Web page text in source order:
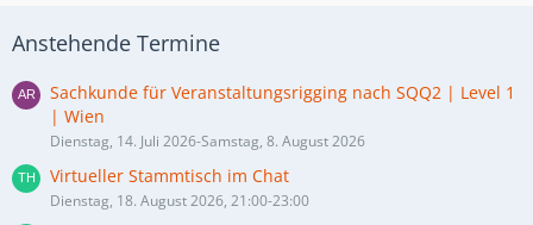
Anstehende Termine
Sachkunde für Veranstaltungsrigging nach SQQ2 | Level 1
| Wien
Dienstag, 14. Juli 2026-Samstag, 8. August 2026
Virtueller Stammtisch im Chat
Dienstag, 18. August 2026, 21:00-23:00